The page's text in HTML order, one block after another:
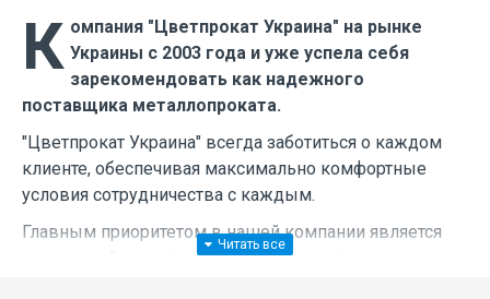
К омпания "Цветпрокат Украина" на рынке
Украины с 2003 года и уже успела себя
зарекомендовать как надежного
поставщика металлопроката.
"Цветпрокат Украина" всегда заботиться о каждом
клиенте, обеспечивая максимально комфортные
условия сотрудничества с каждым.
Главным приоритетом в нашей компании является
довольный клиент и долгосрочное сотрудничество.